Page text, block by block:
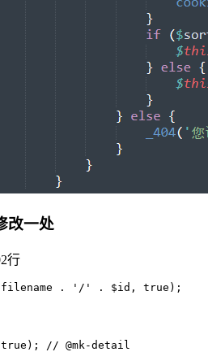
改一处
行
. '/' . $id, true);
// @mk-detail